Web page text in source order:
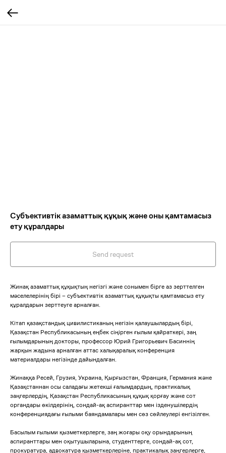
Субъективтік азаматтық құқық және оны қамтамасыз
ету құралдары
Send request
Жинақ азаматтық құқықтың негізгі және сонымен бірге аз зерттелген
мәселелерінің бірі – субъективтік азаматтық құқықты қамтамасыз ету
құралдарын зерттеуге арналған.
Кітап қазақстандық цивилистиканың негізін қалаушылардың бірі,
Қазақстан Республикасының еңбек сіңірген ғылым қайраткері, заң
ғылымдарының докторы, профессор Юрий Григорьевич Басиннің
жарқын жадына арналған аттас халықаралық конференция
материалдары негізінде дайындалған.
Жинаққа Ресей, Грузия, Украина, Қырғызстан, Франция, Германия және
Қазақстаннан осы саладағы жетекші ғалымдардың, практикалық
заңгерлердің, Қазақстан Республикасының құқық қорғау және сот
органдары өкілдерінің, сондай-ақ аспиранттар мен ізденушілердің
конференциядағы ғылыми баяндамалары мен сөз сөйлеулері енгізілген.
Басылым ғылыми қызметкерлерге, заң жоғары оқу орындарының
аспиранттары мен оқытушыларына, студенттерге, сондай-ақ сот,
прокуратура, адвокатура қызметкерлеріне, практикалық заңгерлерге,